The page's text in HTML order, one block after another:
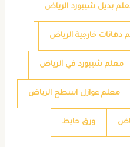
بديل شيبورد الرياض
خارجية الرياض
معلم شيبورد في الرياض
معلم عوازل اسطح الرياض
ورق حايط